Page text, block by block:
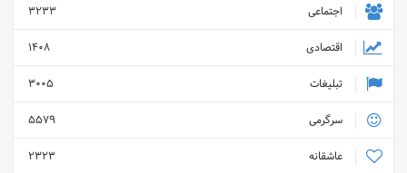
اجتماعی
3233
اقتصادی
1408
تبلیغات
3005
سرگرمی
5579
عاشقانه
2323